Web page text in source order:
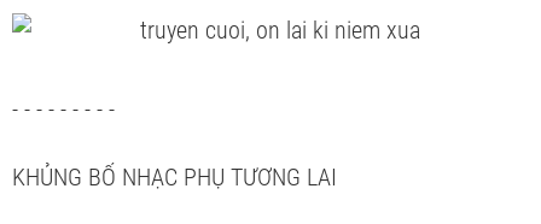
- - - - - - - - -
KHỦNG BỐ NHẠC PHỤ TƯƠNG LAI